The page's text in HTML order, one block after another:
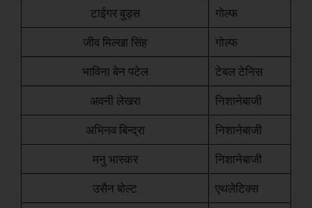
टाईगर वुड्स
गोल्फ
जीव मिल्खा सिंह
गोल्फ
भाविना बेन पटेल
टेबल टेनिस
अवनी लेखरा
निशानेबाजी
अभिनव बिन्द्रा
निशानेबाजी
मनु भास्कर
निशानेबाजी
उसैन बोल्ट
एथलेटिक्स